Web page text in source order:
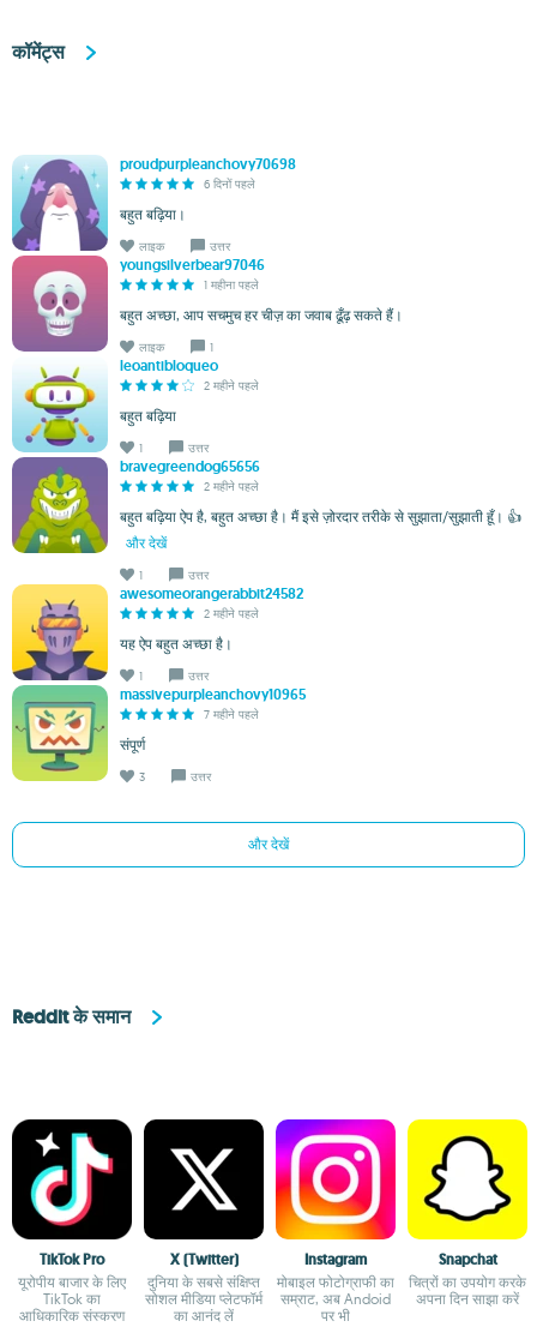
कॉमेंट्स
proudpurpleanchovy70698
6 दिनों पहले
बहुत बढ़िया।
लाइक उत्तर
youngsilverbear97046
1 महीना पहले
बहुत अच्छा, आप सचमुच हर चीज़ का जवाब ढूँढ़ सकते हैं।
लाइक 1
leoantibloqueo
2 महीने पहले
बहुत बढ़िया
1 उत्तर
bravegreendog65656
2 महीने पहले
बहुत बढ़िया ऐप है, बहुत अच्छा है। मैं इसे ज़ोरदार तरीके से सुझाता/सुझाती हूँ। 👍
और देखें
1 उत्तर
awesomeorangerabbit24582
2 महीने पहले
यह ऐप बहुत अच्छा है।
1 उत्तर
massivepurpleanchovy10965
7 महीने पहले
संपूर्ण
3 उत्तर
और देखें
Reddit के समान
TikTok Pro
यूरोपीय बाजार के लिए
TikTok का
आधिकारिक संस्करण
X (Twitter)
दुनिया के सबसे संक्षिप्त
सोशल मीडिया प्लेटफॉर्म
का आनंद लें
Instagram
मोबाइल फोटोग्राफी का
सम्राट, अब Andoid
पर भी
Snapchat
चित्रों का उपयोग करके
अपना दिन साझा करें